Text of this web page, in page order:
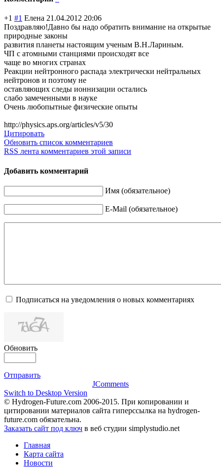
+1 #1 Елена 21.04.2012 20:06
Поздравляю!Давно бы надо обратить внимание на открытые
природные законы
развития планеты настоящим ученым В.Н.Лариным.
ЧП с атомными станциями происходят все
чаще во многих странах
Реакции нейтронного распада электрически нейтральных
нейтронов и поэтому не
оставляющих следы ионнизации остались
слабо замеченными в науке
Очень любопытные физические опыты
http://physics.aps.org/articles/v5/30
Цитировать
Обновить список комментариев
RSS лента комментариев этой записи
Добавить комментарий
Имя (обязательное)
E-Mail (обязательное)
Подписаться на уведомления о новых комментариях
Обновить
Отправить
JComments
Switch to Desktop Version
© Hydrogen-Future.com 2006-2015. При копировании и
цитировании материалов сайта гиперссылка на hydrogen-
future.com обязательна.
Заказать сайт под ключ в веб студии simplystudio.net
Главная
Карта сайта
Новости